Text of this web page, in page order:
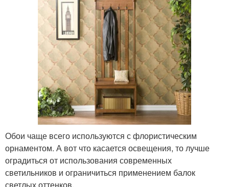
Обои чаще всего используются с флористическим
орнаментом. А вот что касается освещения, то лучше
оградиться от использования современных
светильников и ограничиться применением балок